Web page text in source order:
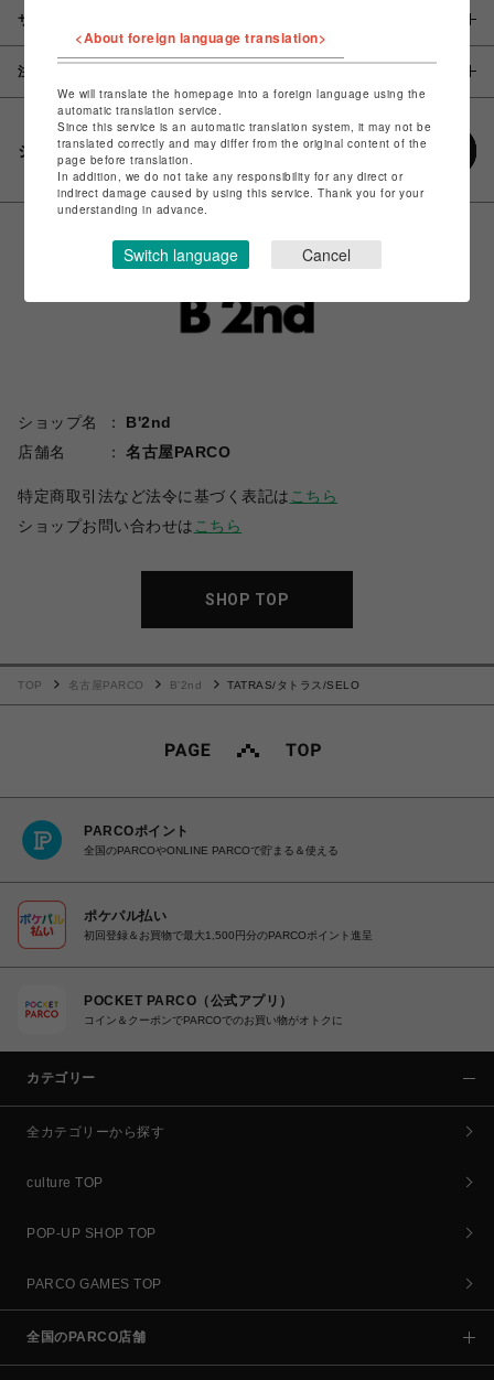
サイズ
注意事項
シェアする
ショップ名
B'2nd
店舗名
名古屋PARCO
特定商取引法など法令に基づく表記は こちら
ショップお問い合わせは こちら
SHOP TOP
TOP 名古屋PARCO B'2nd TATRAS/タトラス/SELO
PARCOポイント
全国のPARCOやONLINE PARCOで貯まる＆使える
ポケパル払い
初回登録＆お買物で最大1,500円分のPARCOポイント進呈
POCKET PARCO（公式アプリ）
コイン＆クーポンでPARCOでのお買い物がオトクに
カテゴリー
全カテゴリーから探す
culture TOP
POP-UP SHOP TOP
PARCO GAMES TOP
全国のPARCO店舗
<About foreign language translation>
We will translate the homepage into a foreign language using the
automatic translation service.
Since this service is an automatic translation system, it may not be
translated correctly and may differ from the original content of the
page before translation.
In addition, we do not take any responsibility for any direct or
indirect damage caused by using this service. Thank you for your
understanding in advance.
Switch language Cancel